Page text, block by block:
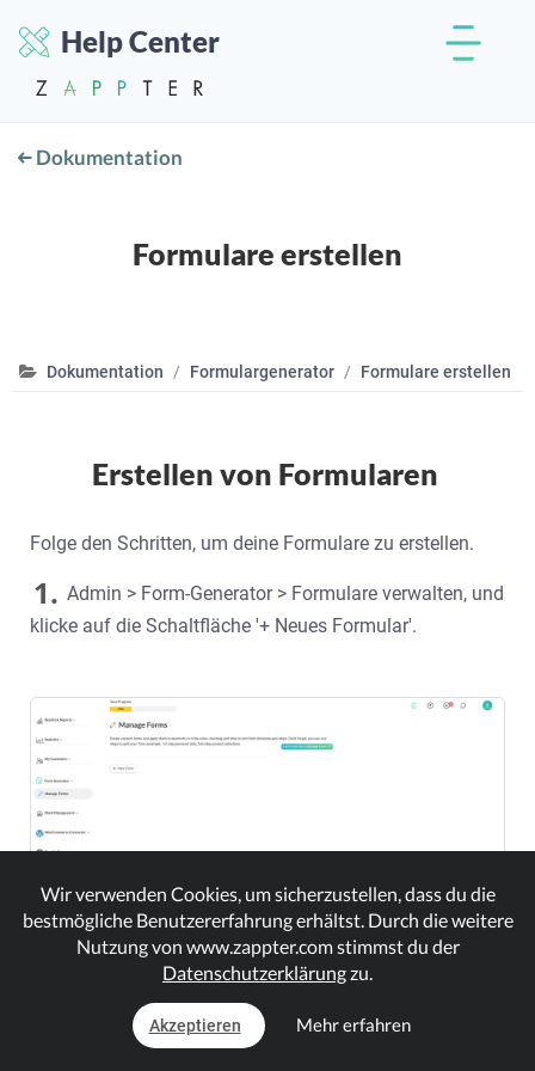
Help Center
Dokumentation
Formulare erstellen
Dokumentation Formulargenerator Formulare erstellen
Erstellen von Formularen
Folge den Schritten, um deine Formulare zu erstellen.
1. Admin > Form-Generator > Formulare verwalten, und
klicke auf die Schaltfläche '+ Neues Formular'.
fülle den Titel für dein Formular aus. Speichere dein
Wir verwenden Cookies, um sicherzustellen, dass du die
bestmögliche Benutzererfahrung erhältst. Durch die weitere
Nutzung von www.zappter.com stimmst du der
Datenschutzerklärungzu.
Akzeptieren Mehr erfahren